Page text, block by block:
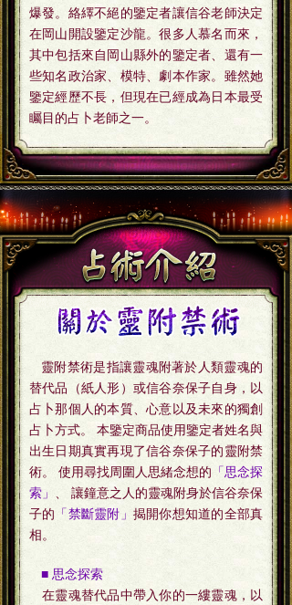
爆發。絡繹不絕的鑒定者讓信谷老師決定
在岡山開設鑒定沙龍。很多人慕名而來，
其中包括來自岡山縣外的鑒定者、還有一
些知名政治家、模特、劇本作家。雖然她
鑒定經歷不長，但現在已經成為日本最受
矚目的占卜老師之一。
靈附禁術是指讓靈魂附著於人類靈魂的
替代品（紙人形）或信谷奈保子自身，以
占卜那個人的本質、心意以及未來的獨創
占卜方式。 本鑒定商品使用鑒定者姓名與
出生日期真實再現了信谷奈保子的靈附禁
術。 使用尋找周圍人思緒念想的 「思念探
索」
、 讓鐘意之人的靈魂附身於信谷奈保
子的 「禁斷靈附」 揭開你想知道的全部真
相。
■ 思念探索
在靈魂替代品中帶入你的一縷靈魂，以